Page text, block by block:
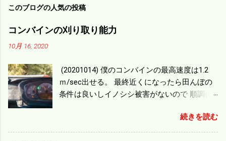
このブログの人気の投稿
コンバインの刈り取り能力
10月 16, 2020
(20201014) 僕のコンバインの最高速度は1.2
ｍ/sec出せる。 最終近くになったら田んぼの
条件は良いしイノシシ被害がないので 順調に
ｍ/min、4.32ｋｍ/hrになり 幅は約2ｍだから
0.864/haの作業能力がある。 実際は回転した
続きを読む